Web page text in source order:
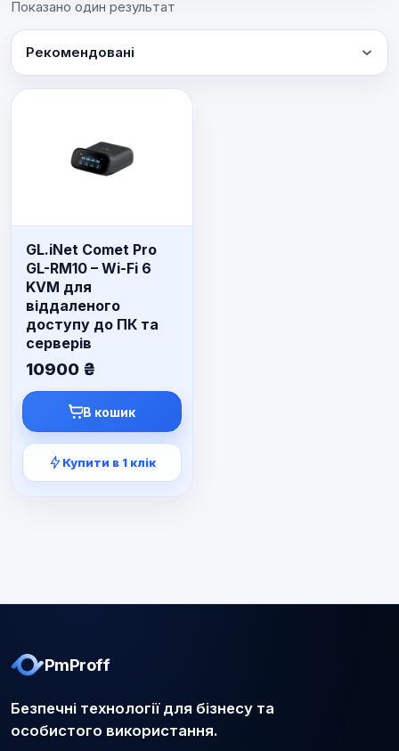
Показано один результат
Рекомендовані
GL.iNet Comet Pro
GL-RM10 – Wi-Fi 6
KVM для
віддаленого
доступу до ПК та
серверів
10900 ₴
В кошик
Купити в 1 клік
PmProff
Безпечні технології для бізнесу та
особистого використання.